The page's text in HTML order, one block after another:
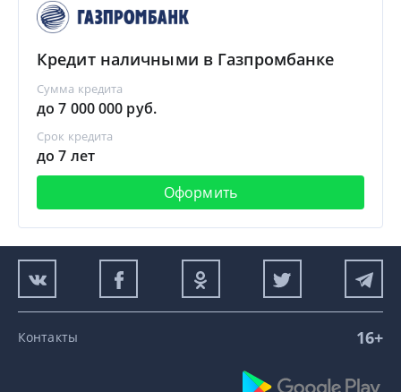
Кредит наличными в Газпромбанке
Сумма кредита
до 7 000 000 руб.
Срок кредита
до 7 лет
Оформить
Контакты 16+